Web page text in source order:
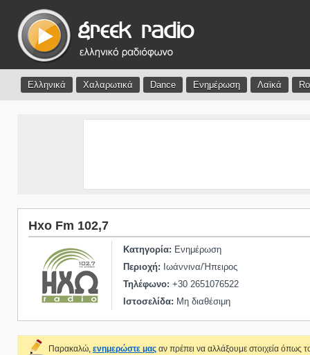
Ελληνικά Χαλαρωτικά Dance Ενημέρωση Λαϊκά
Hxo Fm 102,7
Κατηγορία: Ενημέρωση
Περιοχή: Ιωάννινα/Ήπειρος
Τηλέφωνο: +30 2651076522
Ιστοσελίδα: Μη διαθέσιμη
Παρακαλώ, ενημερώστε μας αν πρέπει να αλλάξουμε στοιχεία όπως